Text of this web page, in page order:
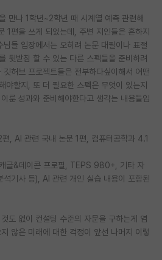
판
만나 1학년~2학년 때 시계열 예측 관련해
1편을 쓰게 되었는데, 주변 지인들은 흔하지
들 입장에서는 오히려 논문 대필이나 표절
뒷받침 할 수 있는 다른 스펙들을 준비하려
허브 프로젝트들은 전부하다싶이해서 어떤
야할지, 또 더 필요한 스펙은 무엇이 있는지
룬 성과와 준비해야한다고 생각는 내용들입
, AI 관련 국내 논문 1편, 컴퓨터공학과 4.1
글&데이콘 프로필, TEPS 980+, 기타 자
석기사 등), AI 관련 개인 실습 내용이 포함된
도 없이 컨설팅 수준의 자문을 구하는게 염
않은 미래에 대한 걱정이 앞선 나머지 이렇